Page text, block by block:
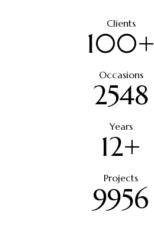
Clients
100+
Occasions
2548
Years
12+
Projects
9956